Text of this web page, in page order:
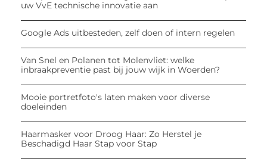
uw VvE technische innovatie aan
Google Ads uitbesteden, zelf doen of intern regelen
Van Snel en Polanen tot Molenvliet: welke
inbraakpreventie past bij jouw wijk in Woerden?
Mooie portretfoto's laten maken voor diverse
doeleinden
Haarmasker voor Droog Haar: Zo Herstel je
Beschadigd Haar Stap voor Stap